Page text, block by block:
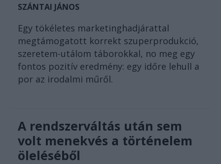
SZÁNTAI JÁNOS
Egy tökéletes marketinghadjárattal
megtámogatott korrekt szuperprodukció,
szeretem-utálom táborokkal, no meg egy
fontos pozitív eredmény: egy időre lehull a
por az irodalmi műről.
A rendszerváltás után sem
volt menekvés a történelem
öleléséből